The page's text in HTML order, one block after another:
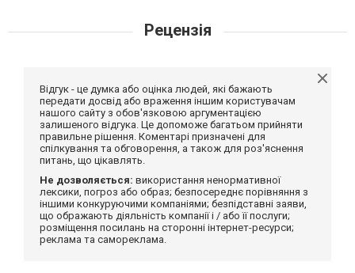
Рецензія
Відгук - це думка або оцінка людей, які бажають
передати досвід або враження іншим користувачам
нашого сайту з обов'язковою аргументацією
залишеного відгука. Це допоможе багатьом прийняти
правильне рішення. Коментарі призначені для
спілкування та обговорення, а також для роз'яснення
питань, що цікавлять.
Не дозволяється: використання ненормативної
лексики, погроз або образ; безпосереднє порівняння з
іншими конкуруючими компаніями; безпідставні заяви,
що ображають діяльність компанії і / або її послуги;
розміщення посилань на сторонні інтернет-ресурси;
реклама та самореклама.